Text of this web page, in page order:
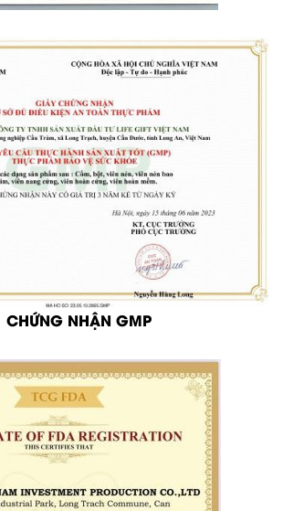
CHỨNG NHẬN GMP